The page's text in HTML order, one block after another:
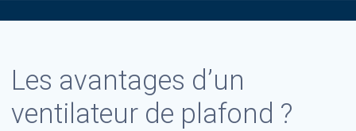
Les avantages d’un
ventilateur de plafond ?